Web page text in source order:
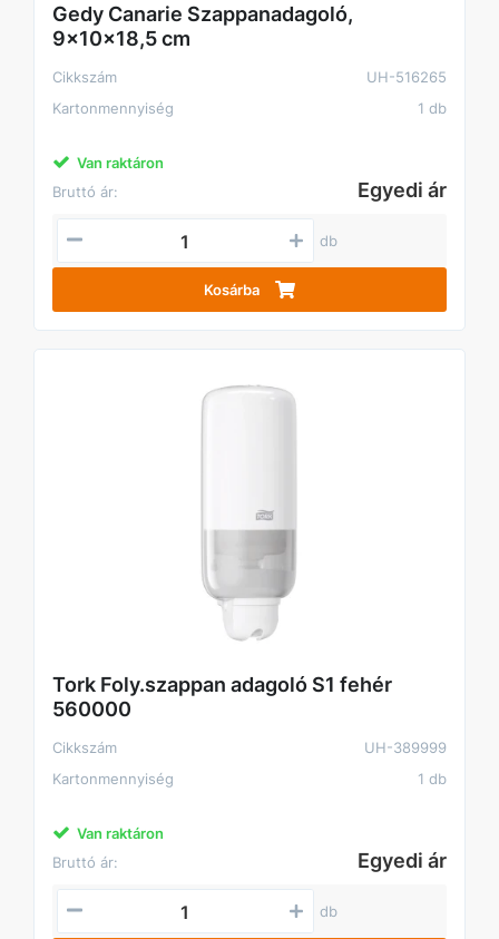
Gedy Canarie Szappanadagoló,
9x10x18,5 cm
Cikkszám
UH-516265
Kartonmennyiség
1 db
Van raktáron
Bruttó ár:
Egyedi ár
db
Kosárba
Tork Foly.szappan adagoló S1 fehér
560000
Cikkszám
UH-389999
Kartonmennyiség
1 db
Van raktáron
Bruttó ár:
Egyedi ár
db